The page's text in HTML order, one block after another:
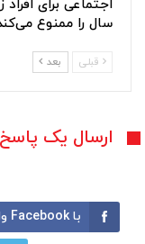
سال را ممنوع
قبلی بعد
ارسال یک پاسخ
با Facebook وارد شوید